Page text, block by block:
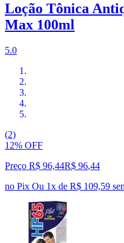
Loção Tônica
Max 100ml
5.0
(2)
12% OFF
Preço R$ 96,44R$ 96,44
no Pix Ou 1x de R$ 109,59